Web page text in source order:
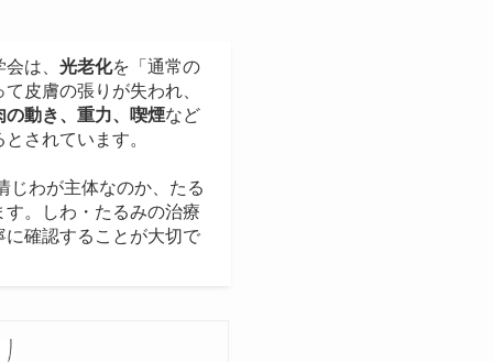
は、 光老化を「通常の
皮膚の張りが失われ、
の動き、重力、喫煙など
されています。
じわが主体なのか、たる
。しわ・たるみの治療
確認することが大切で